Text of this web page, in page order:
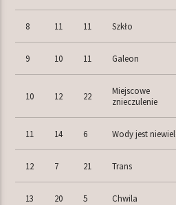
8 11 11 Szkło
9 10 11 Galeon
10 12 22
Miejscowe
znieczulenie
11 14 6 Wody jest
12 7 21 Trans
13 20 5 Chwila